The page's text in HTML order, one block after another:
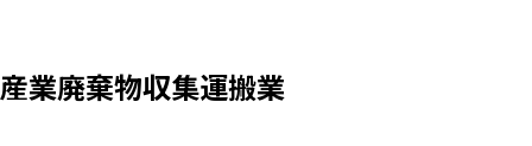
産業廃棄物収集運搬業